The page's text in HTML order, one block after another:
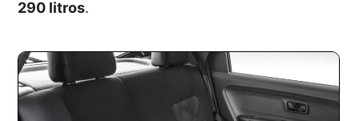
290 litros.